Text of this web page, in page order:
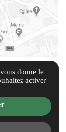
donne le
activer